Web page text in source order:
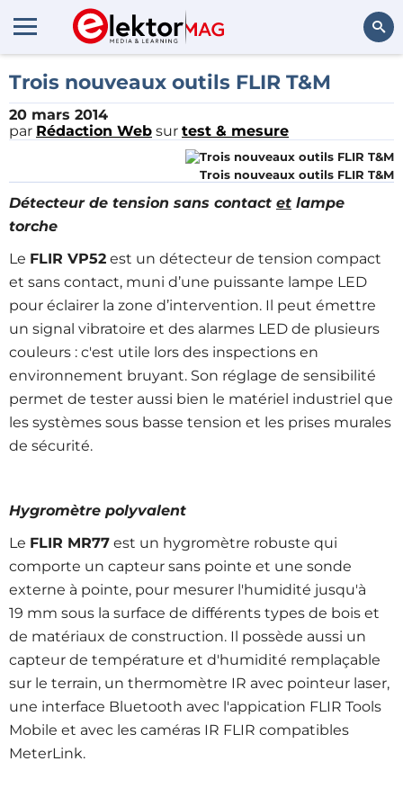
Rechercher
Trois nouveaux outils FLIR T&M
20 mars 2014
par Rédaction Web sur test & mesure
Trois nouveaux outils FLIR T&M
Détecteur de tension sans contact et lampe
torche
Le FLIR VP52 est un détecteur de tension compact
et sans contact, muni d’une puissante lampe LED
pour éclairer la zone d’intervention. Il peut émettre
un signal vibratoire et des alarmes LED de plusieurs
couleurs : c'est utile lors des inspections en
environnement bruyant. Son réglage de sensibilité
permet de tester aussi bien le matériel industriel que
les systèmes sous basse tension et les prises murales
de sécurité.
Hygromètre polyvalent
Le FLIR MR77 est un hygromètre robuste qui
comporte un capteur sans pointe et une sonde
externe à pointe, pour mesurer l'humidité jusqu'à
19 mm sous la surface de différents types de bois et
de matériaux de construction. Il possède aussi un
capteur de température et d'humidité remplaçable
sur le terrain, un thermomètre IR avec pointeur laser,
une interface Bluetooth avec l'appication FLIR Tools
Mobile et avec les caméras IR FLIR compatibles
MeterLink.